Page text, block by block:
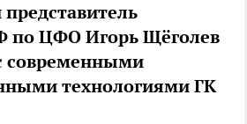
по ЦФО Игорь Щёголев
современными
технологиями ГК